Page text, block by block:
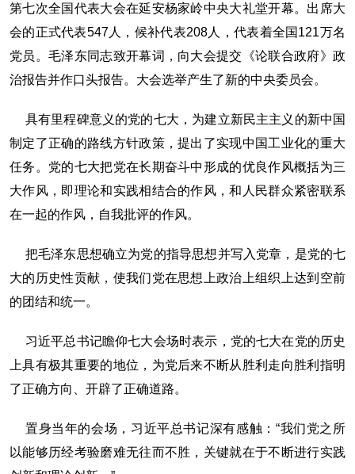
第七次全国代表大会在延安杨家岭中央大礼堂开幕。出席大
会的正式代表547人，候补代表208人，代表着全国121万名
党员。毛泽东同志致开幕词，向大会提交《论联合政府》政
治报告并作口头报告。大会选举产生了新的中央委员会。
具有里程碑意义的党的七大，为建立新民主主义的新中国
制定了正确的路线方针政策，提出了实现中国工业化的重大
任务。党的七大把党在长期奋斗中形成的优良作风概括为三
大作风，即理论和实践相结合的作风，和人民群众紧密联系
在一起的作风，自我批评的作风。
把毛泽东思想确立为党的指导思想并写入党章，是党的七
大的历史性贡献，使我们党在思想上政治上组织上达到空前
的团结和统一。
习近平总书记瞻仰七大会场时表示，党的七大在党的历史
上具有极其重要的地位，为党后来不断从胜利走向胜利指明
了正确方向、开辟了正确道路。
置身当年的会场，习近平总书记深有感触：“我们党之所
以能够历经考验磨难无往而不胜，关键就在于不断进行实践